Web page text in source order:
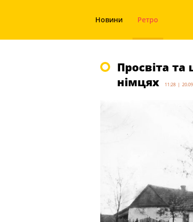
Новини Ретро
Просвіта
німцях
11:28 |